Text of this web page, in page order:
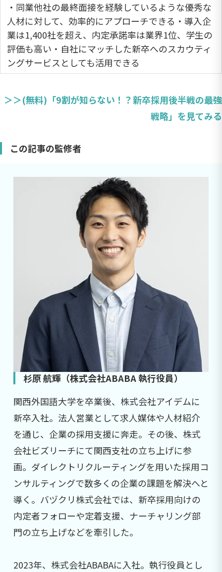
・同業他社の最終面接を経験しているような優秀な
人材に対して、効率的にアプローチできる・導入企
業は1,400社を超え、内定承諾率は業界1位、学生の
評価も高い・自社にマッチした新卒へのスカウティ
ングサービスとしても活用できる
＞＞(無料)「9割が知らない！？新卒採用後半戦の最強
戦略」を見てみる
この記事の監修者
杉原 航輝（株式会社ABABA 執行役員）
関西外国語大学を卒業後、株式会社アイデムに
新卒入社。法人営業として求人媒体や人材紹介
を通じ、企業の採用支援に奔走。その後、株式
会社ビズリーチにて関西支社の立ち上げに参
画。ダイレクトリクルーティングを用いた採用コ
ンサルティングで数多くの企業の課題を解決へと
導く。バヅクリ株式会社では、新卒採用向けの
内定者フォローや定着支援、ナーチャリング部
門の立ち上げなどを牽引した。
2023年、株式会社ABABAに入社。執行役員とし